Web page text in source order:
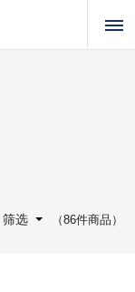
筛选 （86件商品）